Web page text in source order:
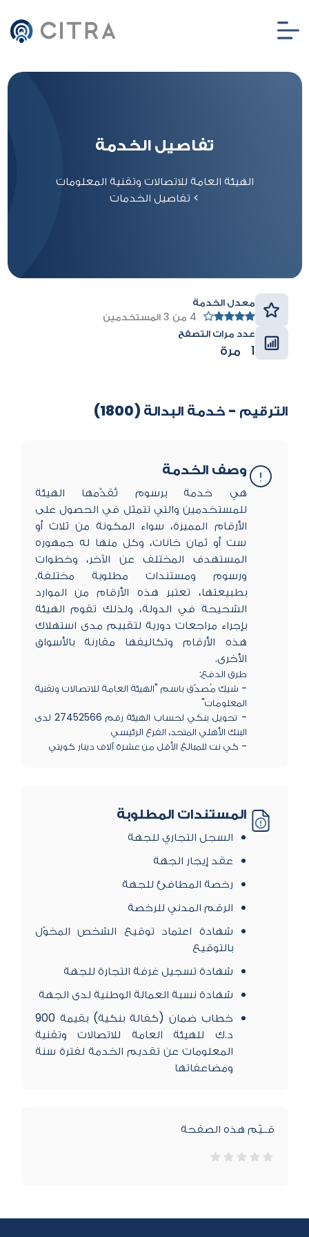
تفاصيل الخدمة
الهيئة العامة للاتصالات وتقنية المعلومات
> تفاصيل الخدمات
معدل الخدمة
4 من 3 المستخدمين
عدد مرات التصفح
1 مرة
الترقيم - خدمة البدالة (1800)
وصف الخدمة
​هي خدمة برسوم تُقدّمها الهيئة
للمستخدمين والتي تتمثل في الحصول على
الأرقام المميزة، سواء المكونة من ثلاث أو
ست أو ثمان خانات، وكل منها له جمهوره
المستهدف المختلف عن الآخر، وخطوات
ورسوم ومستندات مطلوبة مختلفة.
بطبيعتها، تعتبر هذه الأرقام من الموارد
الشحيحة في الدولة، ولذلك تقوم الهيئة
بإجراء مراجعات دورية لتقييم مدى استهلاك
هذه الأرقام وتكاليفها مقارنة بالأسواق
الأخرى.
طرق الدفع:
- شيك مُصدّق باسم "الهيئة العامة للاتصالات وتقنية
المعلومات"
- تحويل بنكي لحساب الهيئة رقم 27452566 لدى
البنك الأهلي المتحد، الفرع الرئيسي
- ​كي نت للمبالغ الأقل من عشرة آلاف دينار كويتي​
المستندات المطلوبة
السجل التجاري للجهة
عقد إيجار الجهة
رخصة المطافئ للجهة
الرقم المدني للرخصة
شهادة اعتماد توقيع الشخص المخوّل
بالتوقيع
شهادة تسجيل غرفة التجارة للجهة
شهادة نسبة العمالة الوطنية لدى الجهة
خطاب ضمان (كفالة بنكية) بقيمة 900
د.ك للهيئة العامة للاتصالات وتقنية
المعلومات عن تقديم الخدمة لفترة سنة
ومضاعفاتها
قــيّم هذه الصفحة